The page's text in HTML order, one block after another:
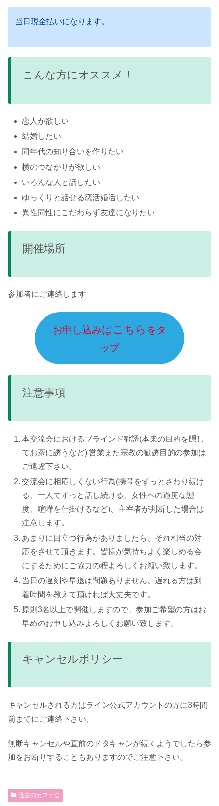
当日現金払いになります。
こんな方にオススメ！
恋人が欲しい
結婚したい
同年代の知り合いを作りたい
横のつながりが欲しい
いろんな人と話したい
ゆっくりと話せる恋活婚活したい
異性同性にこだわらず友達になりたい
開催場所
参加者にご連絡します
お申し込みはこちら をタ
ップ
注意事項
本交流会におけるブラインド勧誘(本来の目的を隠し
てお茶に誘うなど),営業また宗教の勧誘目的の参加は
ご遠慮下さい。
交流会に相応しくない行為(携帯をずっとさわり続け
る、一人でずっと話し続ける、女性への過度な態
度、喧嘩を仕掛けるなど)、主宰者が判断した場合は
注意します。
あまりに目立つ行為がありましたら、それ相当の対
応をさせて頂きます。皆様が気持ちよく楽しめる会
にするためにご協力の程よろしくお願い致します。
当日の遅刻や早退は問題ありません。遅れる方は到
着時間を教えて頂ければ大丈夫です。
原則3名以上で開催しますので、参加ご希望の方はお
早めのお申し込みよろしくお願い致します。
キャンセルポリシー
キャンセルされる方はライン公式アカウントの方に3時間
前までにご連絡下さい。
無断キャンセルや直前のドタキャンが続くようでしたら参
加をお断りすることもありますのでご注意下さい。
過去のカフェ会